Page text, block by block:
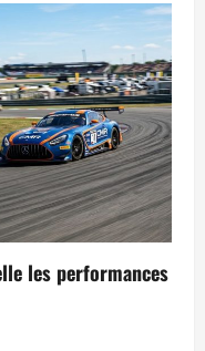
les performances